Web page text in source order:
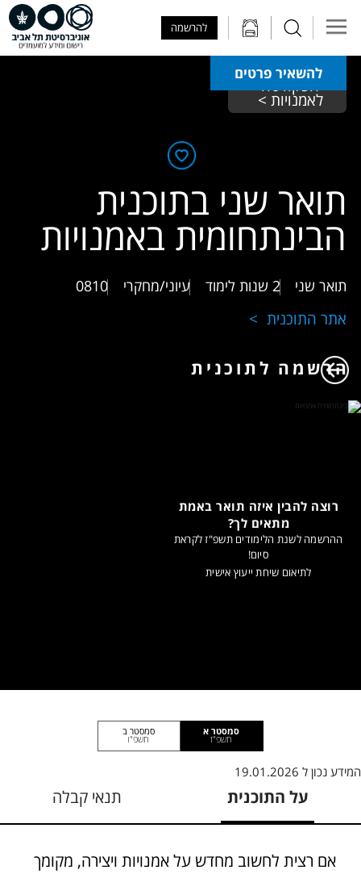
להרשמה
להשאיר פרטים
הפקולטה
לאמנויות >
תואר שני בתוכנית
הבינתחומית באמנויות
תואר שני 2 שנות לימוד עיוני/מחקרי 0810
אתר התוכנית
הרשמה לתוכנית
רוצה להבין איזה תואר באמת
מתאים לך?
ההרשמה לשנת הלימודים תשפ"ז לקראת
סיום!
לתיאום שיחת ייעוץ אישית
סמסטר א
תשפ"ז
סמסטר ב
תשפ"ו
המידע נכון ל 19.01.2026
על התוכנית תנאי קבלה
אם רצית לחשוב מחדש על אמנויות ויצירה, מקומך